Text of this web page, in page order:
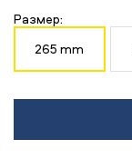
Размер:
265 mm